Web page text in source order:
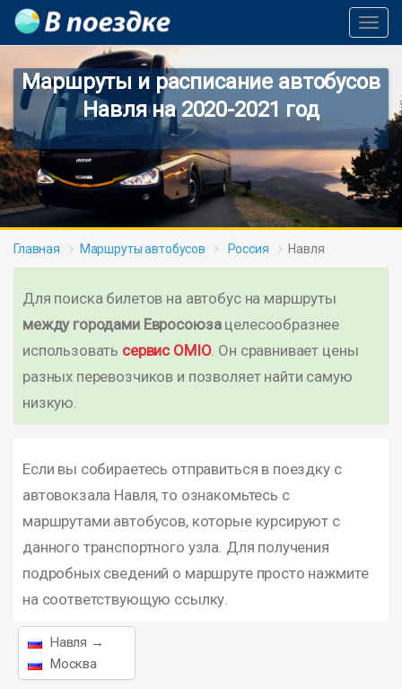
Маршруты и расписание автобусов
Навля на 2020-2021 год
Главная Маршруты автобусов Россия Навля
Для поиска билетов на автобус на маршруты
между городами Евросоюзацелесообразнее
использовать сервис OMIO. Он сравнивает цены
разных перевозчиков и позволяет найти самую
низкую.
Если вы собираетесь отправиться в поездку с
автовокзала Навля, то ознакомьтесь с
маршрутами автобусов, которые курсируют с
данного транспортного узла. Для получения
подробных сведений о маршруте просто нажмите
на соответствующую ссылку.
Навля →
Москва